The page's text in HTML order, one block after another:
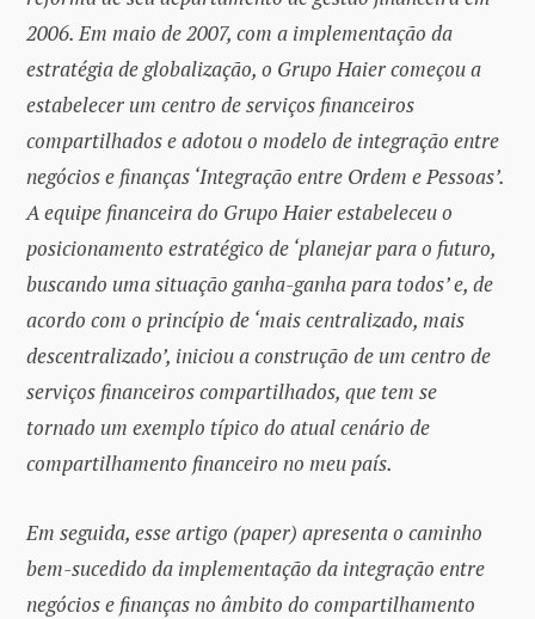
2006. Em maio de 2007, com a implementação da
estratégia de globalização, o Grupo Haier começou a
estabelecer um centro de serviços financeiros
compartilhados e adotou o modelo de integração entre
negócios e finanças ‘Integração entre Ordem e Pessoas’.
A equipe financeira do Grupo Haier estabeleceu o
posicionamento estratégico de ‘planejar para o futuro,
buscando uma situação ganha-ganha para todos’ e, de
acordo com o princípio de ‘mais centralizado, mais
descentralizado’, iniciou a construção de um centro de
serviços financeiros compartilhados, que tem se
tornado um exemplo típico do atual cenário de
compartilhamento financeiro no meu país.
Em seguida, esse artigo (paper) apresenta o caminho
bem-sucedido da implementação da integração entre
negócios e finanças no âmbito do compartilhamento